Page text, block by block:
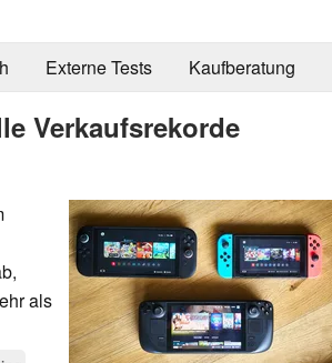
Externe Tests Kaufberatung
Verkaufsrekorde
als